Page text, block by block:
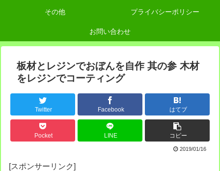
その他 プライバシーポリシー
お問い合わせ
板材とレジンでおぼんを自作 其の参 木材
をレジンでコーティング
Twitter Facebook はてブ
Pocket LINE コピー
2019/01/16
[スポンサーリンク]